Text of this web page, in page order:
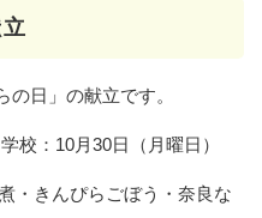
日」の献立です。
校：10月30日（月曜日）
・きんぴらごぼう・奈良な